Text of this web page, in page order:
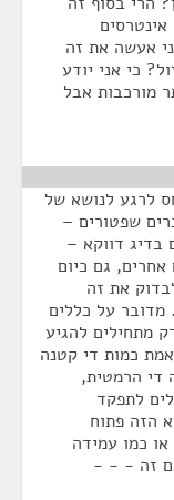
אינטרסים
אעשה את זה
כי אני יודע
מורכבות אבל
לרגע לנושא של
שפטורים –
בדיג דווקא –
גם כיום
את זה
מדובר על כללים
מתחילים להגיע
כמות די קטנה
די הרמטית,
לתפקד
הזה פתוח
כמו עמידה
אם זה - - -